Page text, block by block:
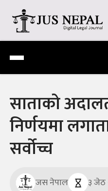
content
Jus Nepal |
Digital Legal Journal
साताको
निर्णयमा
सर्वोच्च
जस नेपाल ३ जेठ